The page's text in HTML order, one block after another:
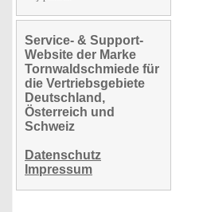
Service- & Support-
Website der Marke
Tornwaldschmiede für
die Vertriebsgebiete
Deutschland,
Österreich und
Schweiz
Datenschutz
Impressum